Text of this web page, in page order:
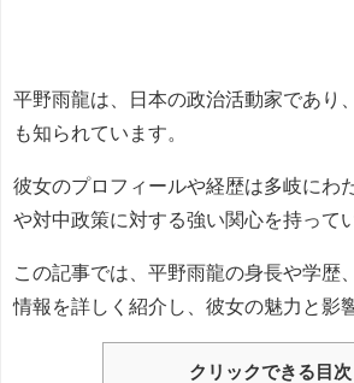
平野雨龍は、日本の政治活動家であり
も知られています。
彼女のプロフィールや経歴は多岐にわ
や対中政策に対する強い関心を持って
この記事では、平野雨龍の身長や学歴
情報を詳しく紹介し、彼女の魅力と影
クリックできる目次